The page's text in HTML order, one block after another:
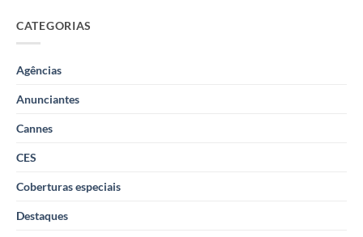
CATEGORIAS
Agências
Anunciantes
Cannes
CES
Coberturas especiais
Destaques